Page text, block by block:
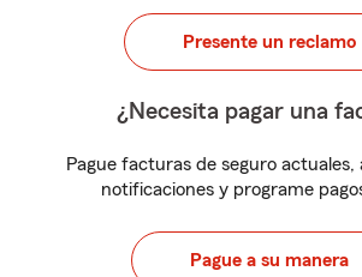
Presente un reclamo
¿Necesita pagar una
Pague facturas de seguro actuales,
notificaciones y programe
Pague a su manera